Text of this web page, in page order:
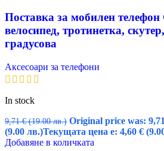
Поставка за мобилен телефон
велосипед, тротинетка,
градусова
Аксесоари за телефони
In stock
9,71€ (19.00 лв.) Original price was:
(9.00 лв.)Текущата цена е: 4,60 €
Добавяне в количката